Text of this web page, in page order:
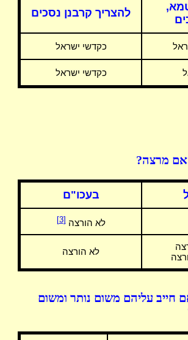
להצריך קרבנן נסכים
כקדשי ישראל
כקדשי ישראל
מרצה?
בעכו"ם
לא הורצה[3]
לא הורצה
חייב עליהם משום נותר ומשום